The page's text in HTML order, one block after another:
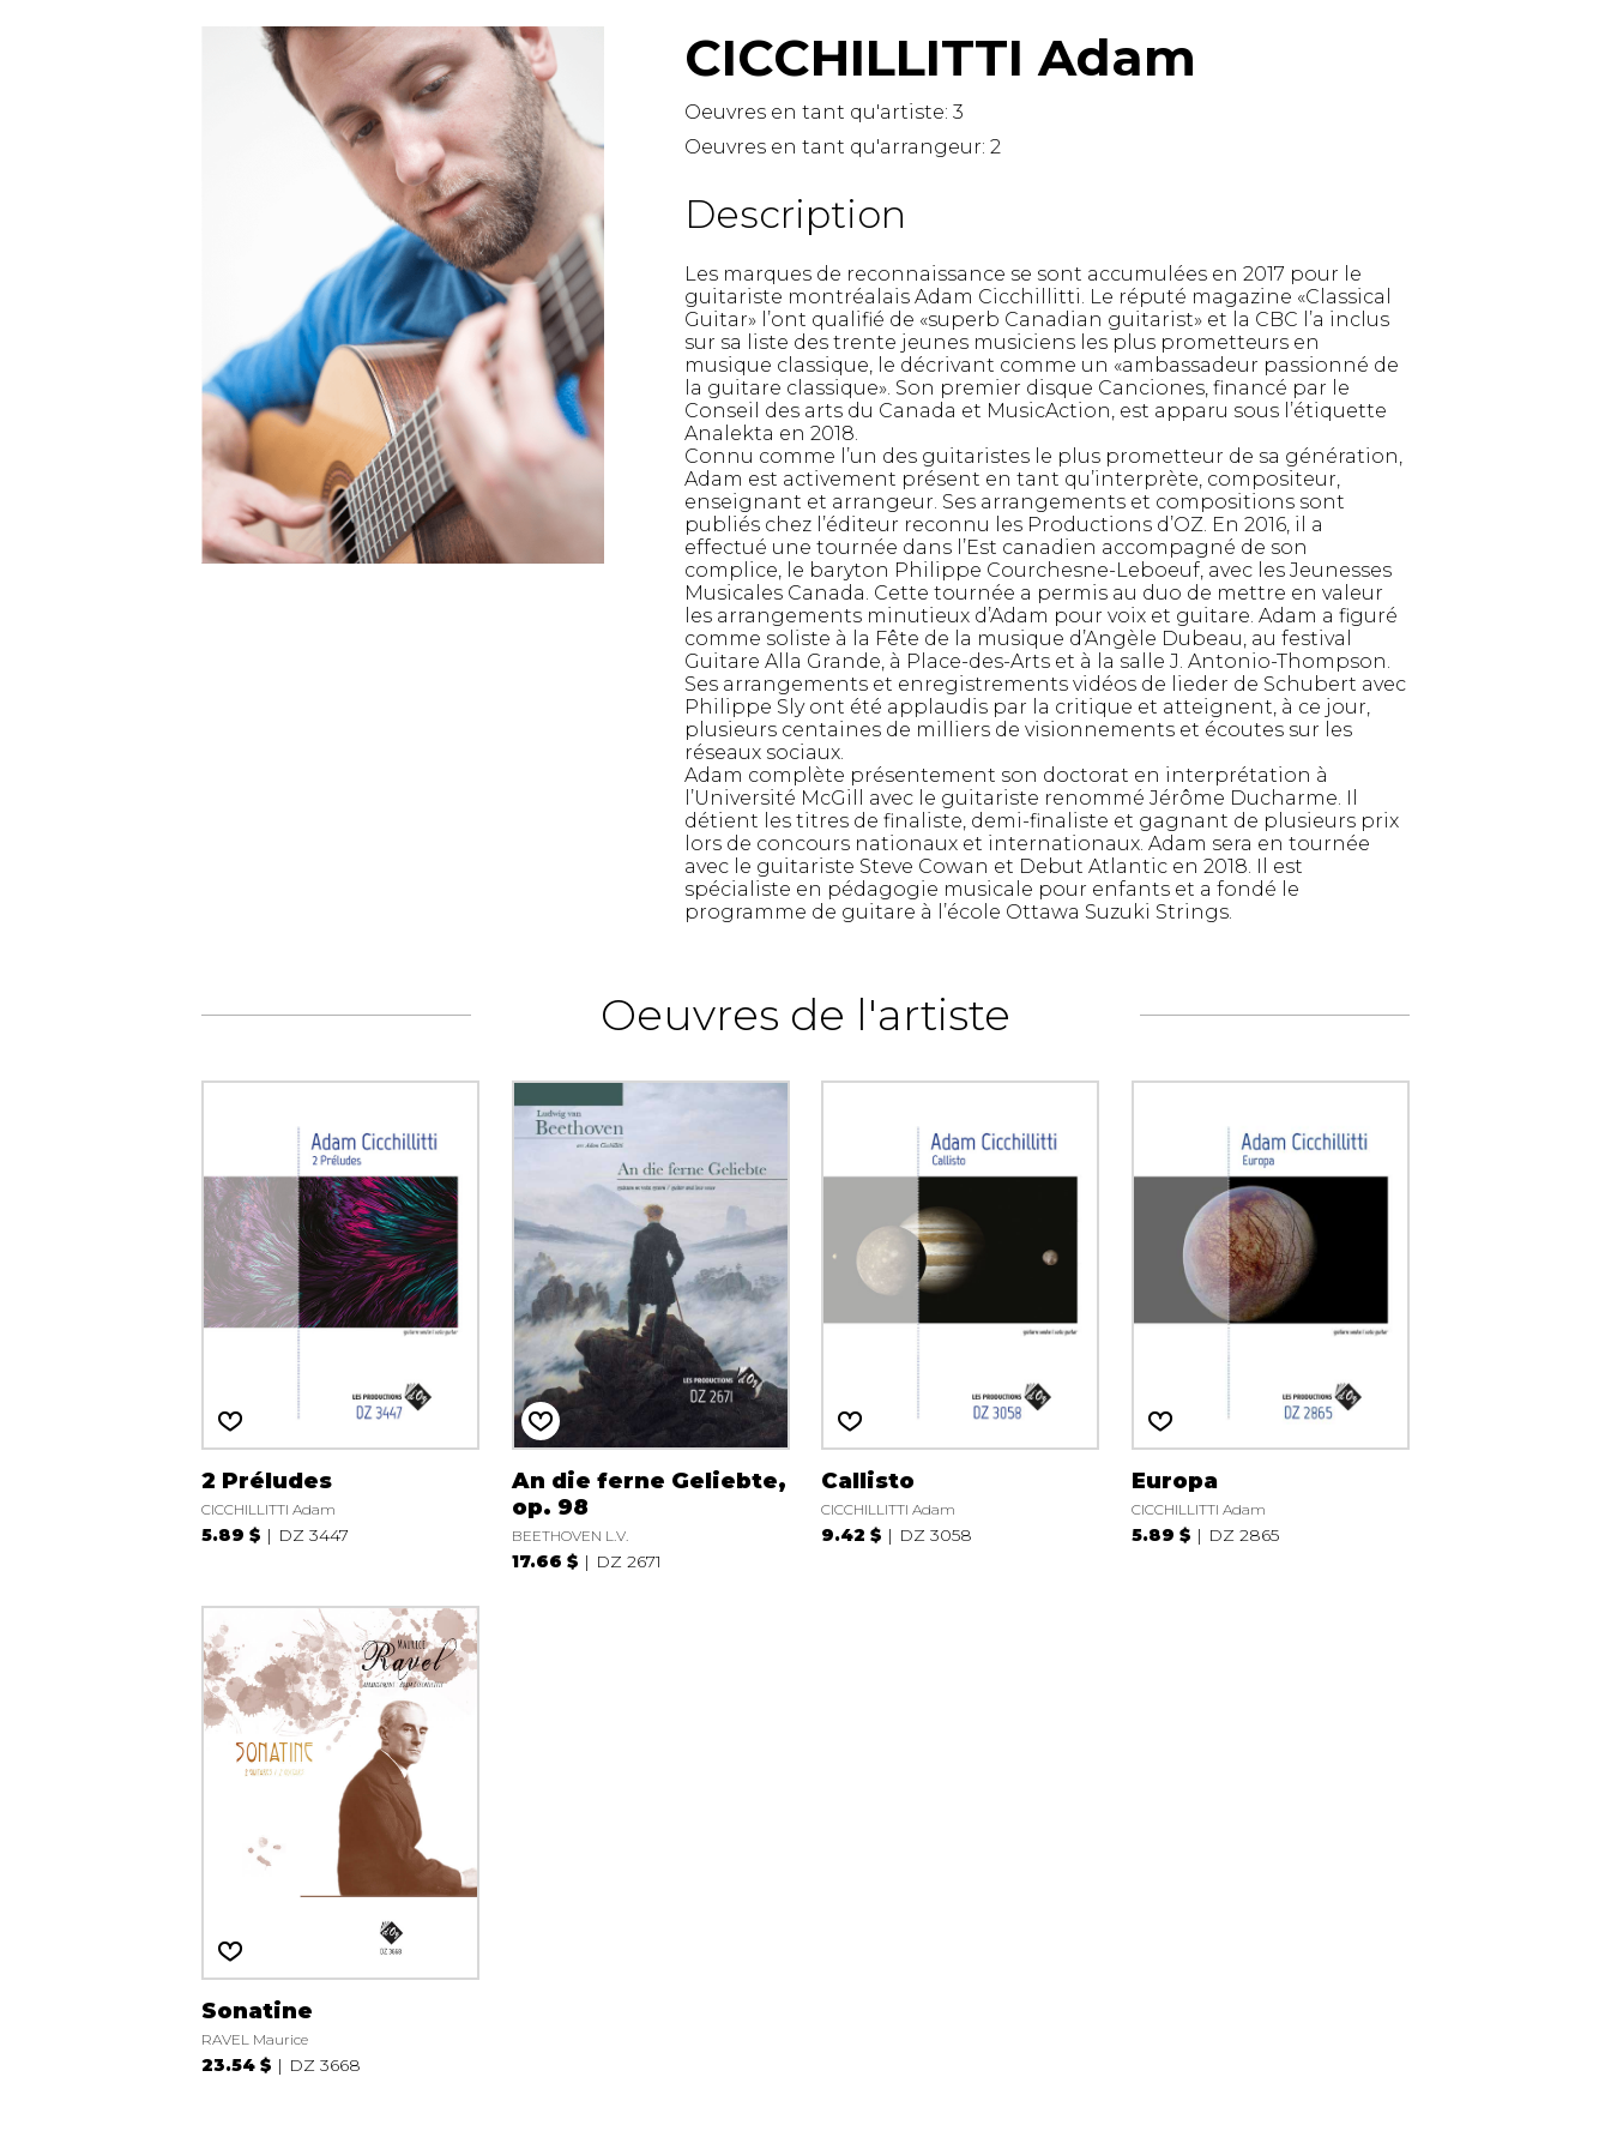
Luth
Mandoline
Orgue
Piano
Trombone
Tuba
Ukulélé
Violon
Violoncelle
Voix
CICCHILLITTI Adam
Oeuvres en tant qu'artiste:3
Oeuvres en tant qu'arrangeur:2
Description
Les marques de reconnaissance se sont accumulées en 2017 pour le
guitariste montréalais Adam Cicchillitti. Le réputé magazine «Classical
Guitar» l’ont qualifié de «superb Canadian guitarist» et la CBC l’a inclus
sur sa liste des trente jeunes musiciens les plus prometteurs en
musique classique, le décrivant comme un «ambassadeur passionné de
la guitare classique». Son premier disque Canciones, financé par le
Conseil des arts du Canada et MusicAction, est apparu sous l’étiquette
Analekta en 2018.
Connu comme l’un des guitaristes le plus prometteur de sa génération,
Adam est activement présent en tant qu’interprète, compositeur,
enseignant et arrangeur. Ses arrangements et compositions sont
publiés chez l’éditeur reconnu les Productions d’OZ. En 2016, il a
effectué une tournée dans l’Est canadien accompagné de son
complice, le baryton Philippe Courchesne-Leboeuf, avec les Jeunesses
Musicales Canada. Cette tournée a permis au duo de mettre en valeur
les arrangements minutieux d’Adam pour voix et guitare. Adam a figuré
comme soliste à la Fête de la musique d’Angèle Dubeau, au festival
Guitare Alla Grande, à Place-des-Arts et à la salle J. Antonio-Thompson.
Ses arrangements et enregistrements vidéos de lieder de Schubert avec
Philippe Sly ont été applaudis par la critique et atteignent, à ce jour,
plusieurs centaines de milliers de visionnements et écoutes sur les
réseaux sociaux.
Adam complète présentement son doctorat en interprétation à
l’Université McGill avec le guitariste renommé Jérôme Ducharme. Il
détient les titres de finaliste, demi-finaliste et gagnant de plusieurs prix
lors de concours nationaux et internationaux. Adam sera en tournée
avec le guitariste Steve Cowan et Debut Atlantic en 2018. Il est
spécialiste en pédagogie musicale pour enfants et a fondé le
programme de guitare à l’école Ottawa Suzuki Strings.
Oeuvres de l'artiste
2 Préludes
CICCHILLITTI Adam
5.89 $ DZ 3447
An die ferne Geliebte,
op. 98
BEETHOVEN L.V.
17.66 $ DZ 2671
Callisto
CICCHILLITTI Adam
9.42 $ DZ 3058
Europa
CICCHILLITTI Adam
5.89 $ DZ 2865
Sonatine
RAVEL Maurice
23.54 $ DZ 3668